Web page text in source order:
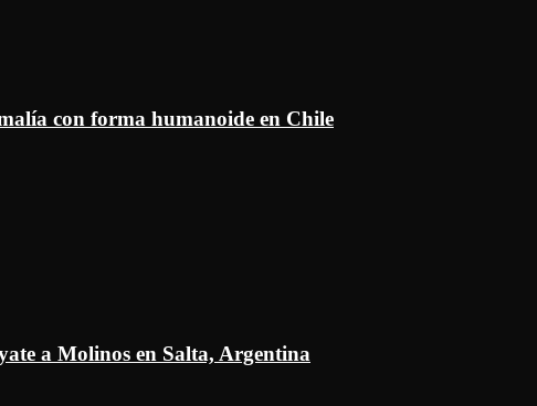
con forma humanoide en Chile
a Molinos en Salta, Argentina